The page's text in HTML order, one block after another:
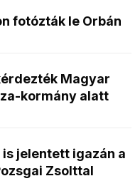
fotózták le Orbán
Magyar
kormány alatt
jelentett igazán a
Zsolttal